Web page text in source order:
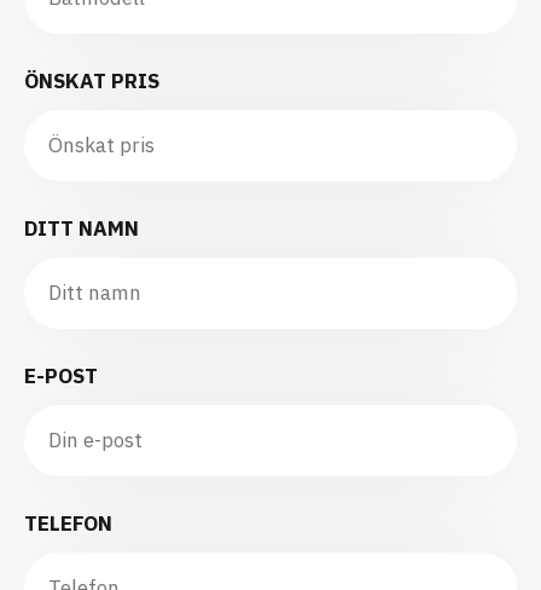
ÖNSKAT PRIS
DITT NAMN
E-POST
TELEFON